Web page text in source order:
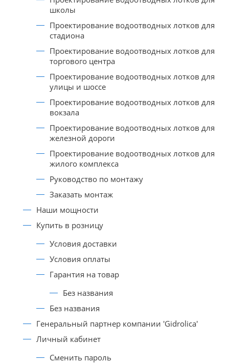
школы
Проектирование водоотводных лотков для
стадиона
Проектирование водоотводных лотков для
торгового центра
Проектирование водоотводных лотков для
улицы и шоссе
Проектирование водоотводных лотков для
вокзала
Проектирование водоотводных лотков для
железной дороги
Проектирование водоотводных лотков для
жилого комплекса
Руководство по монтажу
Заказать монтаж
Наши мощности
Купить в розницу
Условия доставки
Условия оплаты
Гарантия на товар
Без названия
Без названия
Генеральный партнер компании 'Gidrolica'
Личный кабинет
Сменить пароль